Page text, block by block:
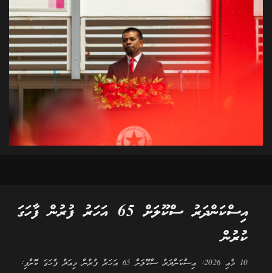
އިސްކަންދަރު ސްކޫލަށް 65 އަހަރު ފުރުން ފާހަގަ
ކުރުން
10 މެއި 2026: އިސްކަންދަރު ސްކޫލަށް 65 އަހަރު ފުރުން މިއަދު ފާހަގަ ކޮށްފި: